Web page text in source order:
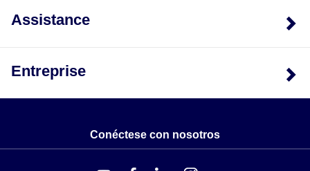
compensazione della pressione ottimale si consiglia
Assistance
Entreprise
Conéctese con nosotros